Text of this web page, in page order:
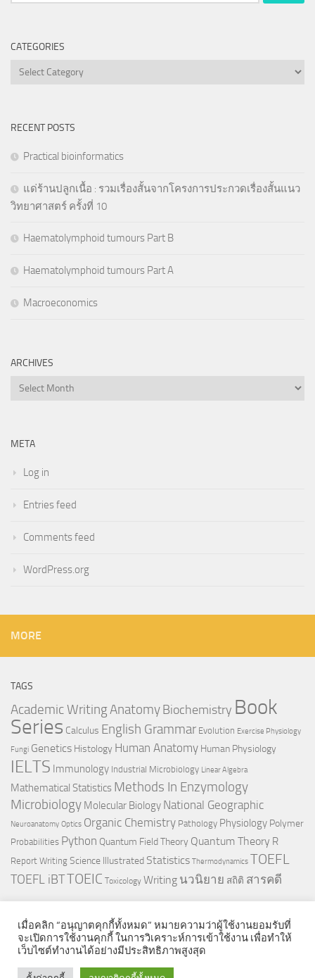
CATEGORIES
Categories
RECENT POSTS
Practical bioinformatics
แด่ร้านปลูกเนื้อ : รวมเรื่องสั้นจากโครงการประกวดเรื่องสั้นแนว
วิทยาศาสตร์ ครั้งที่ 10
Haematolymphoid tumours Part B
Haematolymphoid tumours Part A
Macroeconomics
ARCHIVES
Archives
META
Log in
Entries feed
Comments feed
WordPress.org
MORE
TAGS
Academic WritingAnatomyBiochemistry Book
Series Calculus English Grammar Evolution Exercise Physiology
Fungi Genetics Histology Human Anatomy Human Physiology
IELTS Immunology Industrial Microbiology Linear Algebra
Mathematical Statistics Methods In Enzymology
Microbiology Molecular Biology National Geographic
Neuroanatomy Optics Organic Chemistry Pathology Physiology Polymer
Probabilities Python Quantum Field Theory Quantum Theory R
Report Writing Science Illustrated Statistics Thermodynamics TOEFL
TOEFL iBTTOEIC Toxicology Writing นวนิยาย สถิติ สารคดี
© 2026. All Rights Reserved.
เมื่อคลิก “อนุญาตคุกกี้ทั้งหมด” หมายความว่าผู้ใช้งานยอมรับที่
จะเปิดการใช้งานคุกกี้ ในการวิเคราะห์การเข้าใช้งาน เพื่อทำให้
เว็บไซต์ทำงานได้อย่างมีประสิทธิภาพสูงสุด